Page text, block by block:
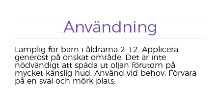
Användning
Lämplig för barn i åldrarna 2-12. Applicera
generöst på önskat område. Det är inte
nödvändigt att späda ut oljan förutom på
mycket känslig hud. Använd vid behov. Förvara
på en sval och mörk plats.